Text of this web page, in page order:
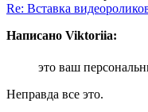
Re: Вставка
Написано Viktoriia:
это ваш
Неправда все это.